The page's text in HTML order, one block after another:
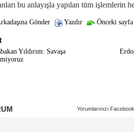
bu anlayışla yapılan tüm işlemlerin
Gönder Yazdır Önceki sayfa
Yıldırım: Savaşa
Yorumlarınızı